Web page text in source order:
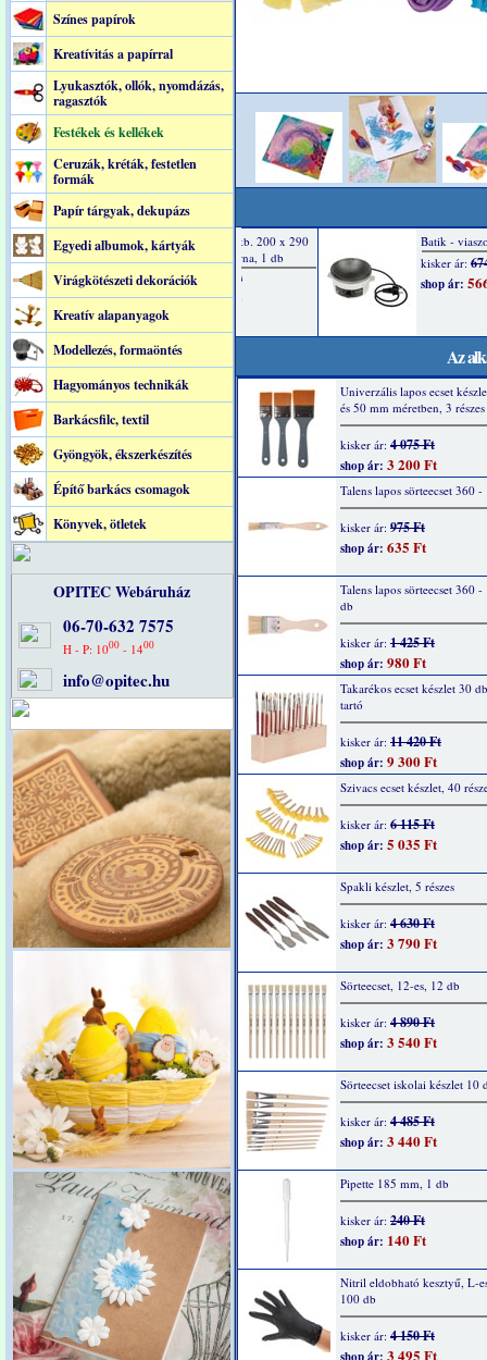
Színes papírok
Kreatívitás a papírral
Lyukasztók, ollók, nyomdázás,
ragasztók
Festékek és kellékek
Ceruzák, kréták, festetlen
formák
Papír tárgyak, dekupázs
Egyedi albumok, kártyák
Virágkötészeti dekorációk
Kreatív alapanyagok
Modellezés, formaöntés
Hagyományos technikák
Barkácsfilc, textil
Gyöngyök, ékszerkészítés
Építő barkács csomagok
Könyvek, ötletek
OPITEC Webáruház
06-70-632 7575
H - P: 1000- 1400
info@opitec.hu
Az
Univerzális lapos ecset
és 50 mm méretben, 3 részes
kisker ár: 4 075 Ft
shop ár: 3 200 Ft
Talens lapos sörteecset 360
kisker ár: 975 Ft
shop ár: 635 Ft
Talens lapos sörteecset 360
db
kisker ár: 1 425 Ft
shop ár: 980 Ft
Takarékos ecset készlet 30
tartó
kisker ár: 11 420 Ft
shop ár: 9 300 Ft
Szivacs ecset készlet, 40
kisker ár: 6 115 Ft
shop ár: 5 035 Ft
Spakli készlet, 5 részes
kisker ár: 4 630 Ft
shop ár: 3 790 Ft
Sörteecset, 12-es, 12 db
kisker ár: 4 890 Ft
shop ár: 3 540 Ft
Sörteecset iskolai készlet 10
kisker ár: 4 485 Ft
shop ár: 3 440 Ft
Pipette 185 mm, 1 db
kisker ár: 240 Ft
shop ár: 140 Ft
Nitril eldobható kesztyű, L-
100 db
kisker ár: 4 150 Ft
3 495 Ft